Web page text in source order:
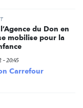
du Don en
mobilise pour la
- 20:45
Carrefour